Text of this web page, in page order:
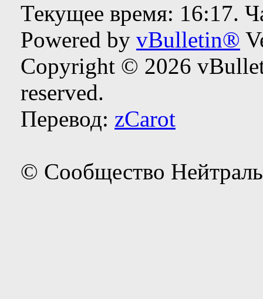
Текущее время: 16:17.
Powered by vBulletin®
Copyright © 2026
reserved.
Перевод: zCarot
© Сообщество